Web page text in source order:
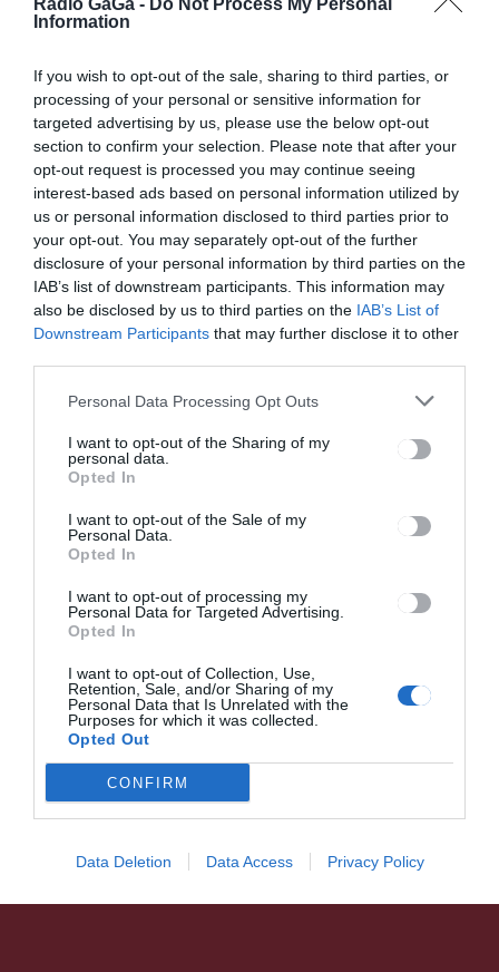
Rádió GaGa - Do Not Process My Personal
Information
If you wish to opt-out of the sale, sharing to third parties, or
processing of your personal or sensitive information for
targeted advertising by us, please use the below opt-out
section to confirm your selection. Please note that after your
opt-out request is processed you may continue seeing
interest-based ads based on personal information utilized by
us or personal information disclosed to third parties prior to
your opt-out. You may separately opt-out of the further
disclosure of your personal information by third parties on the
IAB’s list of downstream participants. This information may
also be disclosed by us to third parties on the IAB’s List of
Downstream Participants that may further disclose it to other
Personal Data Processing Opt Outs
I want to opt-out of the Sharing of my
personal data.
Opted In
I want to opt-out of the Sale of my
Personal Data.
Opted In
I want to opt-out of processing my
Personal Data for Targeted Advertising.
Opted In
I want to opt-out of Collection, Use,
Retention, Sale, and/or Sharing of my
Personal Data that Is Unrelated with the
Purposes for which it was collected.
Opted Out
CONFIRM
Data Deletion Data Access Privacy Policy
Bejegyzés
navigáció
ELŐZŐ
BEJEGYZÉS
Tilos lesz a
sofőriskolás
autók
számára a
való
közlekedés a
város egész
területén
KÖVETKEZŐ
BEJEGYZÉS
Az orosz
hadsereg
ellenőrzése
alá vonta a
atomerőmű
területét
Szemétlerakási újítások
Baróton
HÍRLISTA
Ifjúsági terek kialakítására
lehet pályázni Kovászna
megyében